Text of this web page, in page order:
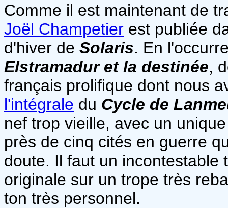
Comme il est maintenant de
Joël Champetier est publiée
d'hiver de Solaris. En
Elstramadur et la destinée,
français prolifique dont nous
l'intégrale du Cycle de
nef trop vieille, avec un
près de cinq cités en guerre
doute. Il faut un incontestable
originale sur un trope très
ton très personnel.